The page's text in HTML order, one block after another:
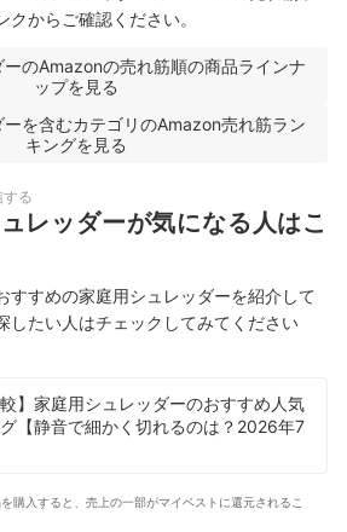
からご確認ください。
のAmazonの売れ筋順の商品ラインナ
ップを見る
を含むカテゴリのAmazon売れ筋ラン
キングを見る
る
レッダーが気になる人はこ
すすめの家庭用シュレッダーを紹介して
したい人はチェックしてみてください
較】家庭用シュレッダーのおすすめ人気
【静音で細かく切れるのは？2026年7
購入すると、売上の一部がマイベストに還元されるこ